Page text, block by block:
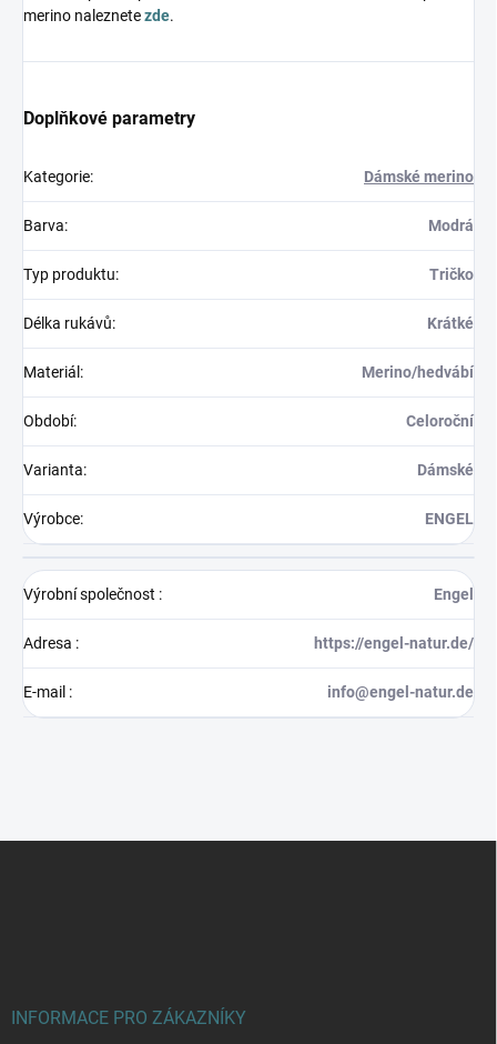
merino naleznetezde.
Doplňkové parametry
Kategorie: Dámské merino
Barva: Modrá
Typ produktu: Tričko
Délka rukávů: Krátké
Materiál : Merino/hedvábí
Období: Celoroční
Varianta: Dámské
Výrobce: ENGEL
Výrobní společnost : Engel
Adresa : https://engel-natur.de/
E-mail : info@engel-natur.de
INFORMACE PRO ZÁKAZNÍKY